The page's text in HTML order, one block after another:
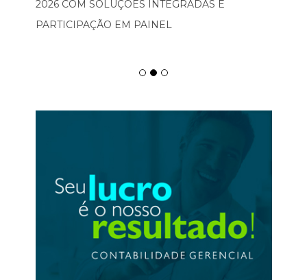
2026 COM SOLUÇÕES INTEGRADAS E
PARTICIPAÇÃO EM PAINEL